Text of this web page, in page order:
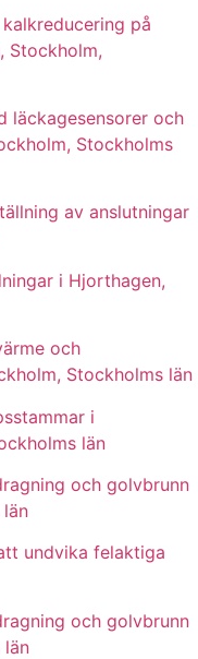
på
Stockholm,
läckagesensorer och
Stockholms
av anslutningar
i Hjorthagen,
och
Stockholms län
i
län
och golvbrunn
undvika felaktiga
och golvbrunn
län